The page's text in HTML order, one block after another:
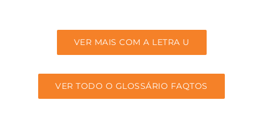
VER MAIS COM A LETRA U
VER TODO O GLOSSÁRIO FAQTOS